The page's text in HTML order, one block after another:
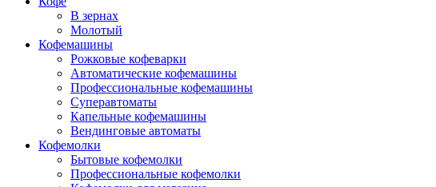
В зернах
Молотый
Кофемашины
Рожковые кофеварки
Автоматические кофемашины
Профессиональные кофемашины
Суперавтоматы
Капельные кофемашины
Вендинговые автоматы
Кофемолки
Бытовые кофемолки
Профессиональные кофемолки